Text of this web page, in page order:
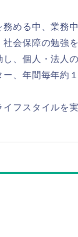
める中、業務
会保障の勉強を
、個人・法人
、年間毎年約
フスタイルを